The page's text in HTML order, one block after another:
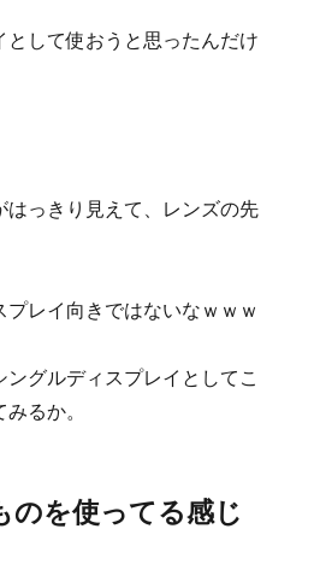
として使おうと思ったんだけ
はっきり見えて、レンズの先
レイ向きではないなｗｗｗ
ングルディスプレイとしてこ
るか。
のを使ってる感じ